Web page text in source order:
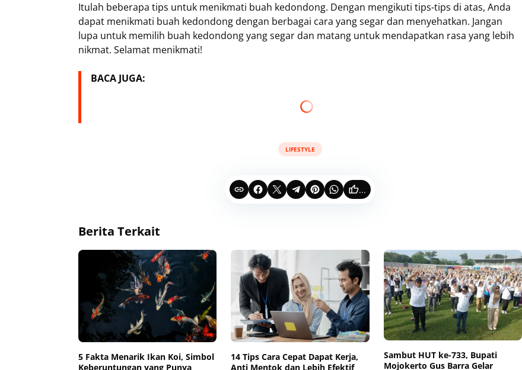
Itulah beberapa tips untuk menikmati buah kedondong. Dengan mengikuti tips-tips di atas, Anda
dapat menikmati buah kedondong dengan berbagai cara yang segar dan menyehatkan. Jangan
lupa untuk memilih buah kedondong yang segar dan matang untuk mendapatkan rasa yang lebih
nikmat. Selamat menikmati!
BACA JUGA:
LIFESTYLE
...
Berita Terkait
5 Fakta Menarik Ikan Koi, Simbol
Keberuntungan yang Punya
14 Tips Cara Cepat Dapat Kerja,
Anti Mentok dan Lebih Efektif
Sambut HUT ke-733, Bupati
Mojokerto Gus Barra Gelar